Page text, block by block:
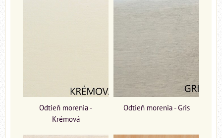
Odtieň morenia -
Krémová
Odtieň morenia - Gris